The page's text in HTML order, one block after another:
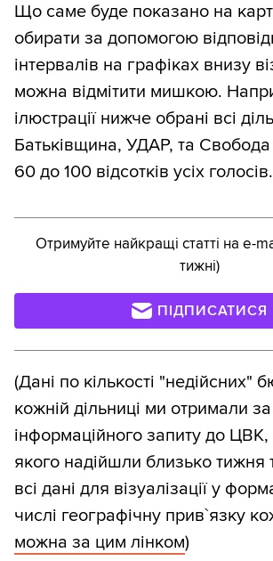
Що саме буде показано на
обирати за допомогою
інтервалів на графіках внизу
можна відмітити мишкою.
ілюстрації нижче обрані всі
Батьківщина, УДАР, та
60 до 100 відсотків усіх голосів.
Отримуйте найкращі статті на e-
тижні)
ПІДПИСАТИСЯ
(Дані по кількості "недійсних"
кожній дільниці ми отримали
інформаційного запиту до ЦВК,
якого надійшли близько тижня
всі дані для візуалізації у
числі географічну прив`язку
можна за цим лінком)